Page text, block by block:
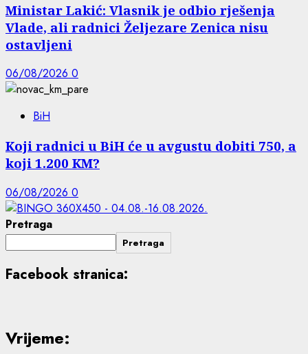
Ministar Lakić: Vlasnik je odbio rješenja
Vlade, ali radnici Željezare Zenica nisu
ostavljeni
06/08/2026 0
BiH
Koji radnici u BiH će u avgustu dobiti 750, a
koji 1.200 KM?
06/08/2026 0
Pretraga
Pretraga
Facebook stranica:
Vrijeme: